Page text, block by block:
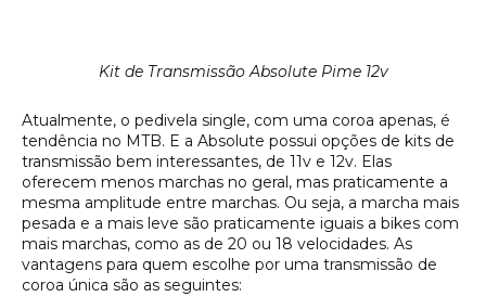
Kit de Transmissão Absolute Pime 12v
Atualmente, o pedivela single, com uma coroa apenas, é
tendência no MTB. E a Absolute possui opções de kits de
transmissão bem interessantes, de 11v e 12v. Elas
oferecem menos marchas no geral, mas praticamente a
mesma amplitude entre marchas. Ou seja, a marcha mais
pesada e a mais leve são praticamente iguais a bikes com
mais marchas, como as de 20 ou 18 velocidades. As
vantagens para quem escolhe por uma transmissão de
coroa única são as seguintes: